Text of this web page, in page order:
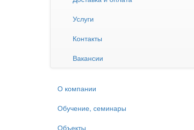
Услуги
Контакты
Вакансии
О компании
Обучение, семинары
Объекты